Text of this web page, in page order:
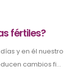
fértiles?
y en él nuestro
cambios fi...